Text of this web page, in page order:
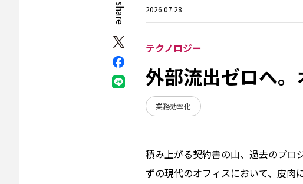
2026.07.28
テクノロジー
外部流出ゼロへ
業務効率化
積み上がる契約書の山、過去のプロ
ずの現代のオフィスにおいて、皮肉
share